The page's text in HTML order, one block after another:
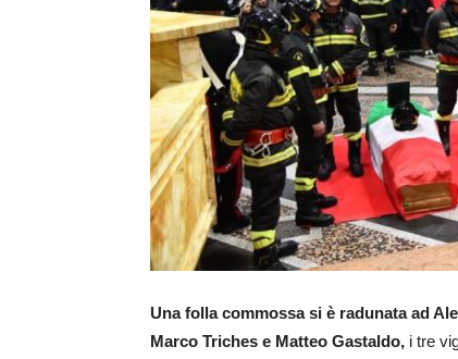
Una folla commossa si è radunata ad
Marco Triches e Matteo Gastaldo, i tre